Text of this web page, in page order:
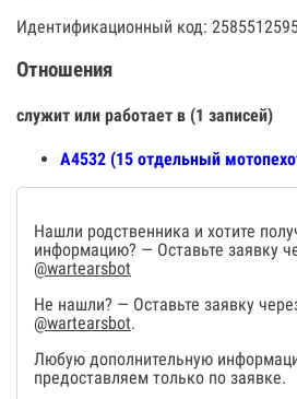
Идентификационный код:
Отношения
служит или работает в (1 записей)
А4532 (15 отдельный
Нашли родственника и хотите
информацию? — Оставьте заявку
@wartearsbot
Не нашли? — Оставьте заявку
@wartearsbot.
Любую дополнительную
предоставляем только по заявке.